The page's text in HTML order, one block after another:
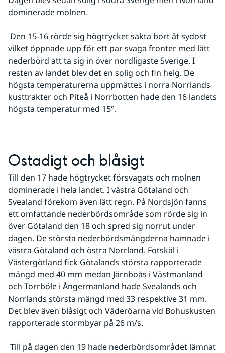
dominerade molnen.
vilket öppnade upp för ett par svaga fronter med lätt
nederbörd att ta sig in över nordligaste Sverige. I
resten av landet blev det en solig och fin helg. De
högsta temperaturerna uppmättes i norra Norrlands
kusttrakter och Piteå i Norrbotten hade den 16 landets
högsta temperatur med 15°.
Ostadigt och blåsigt
Till den 17 hade högtrycket försvagats och molnen
dominerade i hela landet. I västra Götaland och
Svealand förekom även lätt regn. På Nordsjön fanns
ett omfattande nederbördsområde som rörde sig in
över Götaland den 18 och spred sig norrut under
dagen. De största nederbördsmängderna hamnade i
västra Götaland och östra Norrland. Fotskäl i
Västergötland fick Götalands största rapporterade
mängd med 40 mm medan Järnboås i Västmanland
och Torrböle i Ångermanland hade Svealands och
Norrlands största mängd med 33 respektive 31 mm.
Det blev även blåsigt och Väderöarna vid Bohuskusten
rapporterade stormbyar på 26 m/s.